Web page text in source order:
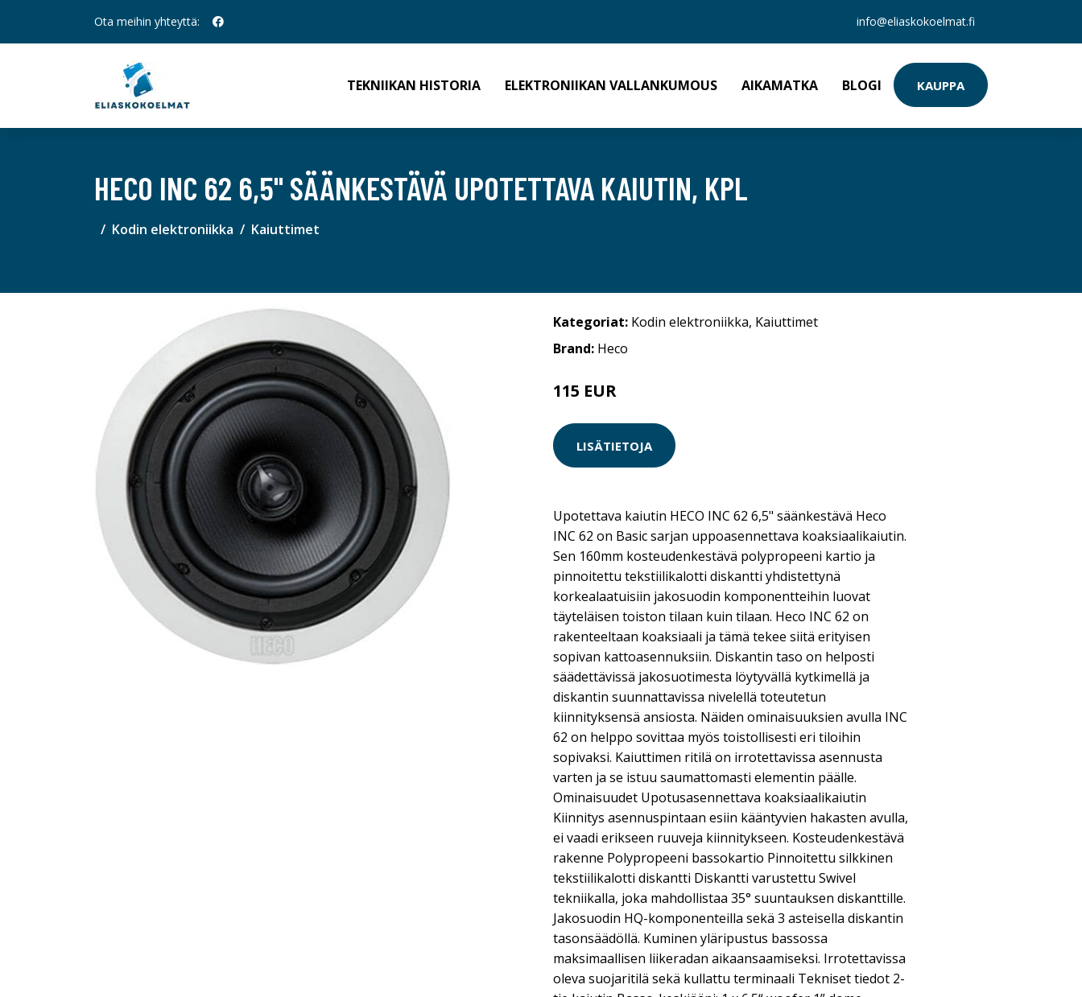
Ota meihin yhteyttä: info@eliaskokoelmat.fi
TEKNIIKAN HISTORIA ELEKTRONIIKAN VALLANKUMOUS AIKAMATKA BLOGI KAUPPA
HECO INC 62 6,5" SÄÄNKESTÄVÄ UPOTETTAVA KAIUTIN, KPL
Kodin elektroniikka Kaiuttimet
Kategoriat: Kodin elektroniikka, Kaiuttimet
Brand: Heco
115 EUR
LISÄTIETOJA
Upotettava kaiutin HECO INC 62 6,5" säänkestävä Heco
INC 62 on Basic sarjan uppoasennettava koaksiaalikaiutin.
Sen 160mm kosteudenkestävä polypropeeni kartio ja
pinnoitettu tekstiilikalotti diskantti yhdistettynä
korkealaatuisiin jakosuodin komponentteihin luovat
täyteläisen toiston tilaan kuin tilaan. Heco INC 62 on
rakenteeltaan koaksiaali ja tämä tekee siitä erityisen
sopivan kattoasennuksiin. Diskantin taso on helposti
säädettävissä jakosuotimesta löytyvällä kytkimellä ja
diskantin suunnattavissa nivelellä toteutetun
kiinnityksensä ansiosta. Näiden ominaisuuksien avulla INC
62 on helppo sovittaa myös toistollisesti eri tiloihin
sopivaksi. Kaiuttimen ritilä on irrotettavissa asennusta
varten ja se istuu saumattomasti elementin päälle.
Ominaisuudet Upotusasennettava koaksiaalikaiutin
Kiinnitys asennuspintaan esiin kääntyvien hakasten avulla,
ei vaadi erikseen ruuveja kiinnitykseen. Kosteudenkestävä
rakenne Polypropeeni bassokartio Pinnoitettu silkkinen
tekstiilikalotti diskantti Diskantti varustettu Swivel
tekniikalla, joka mahdollistaa 35° suuntauksen diskanttille.
Jakosuodin HQ-komponenteilla sekä 3 asteisella diskantin
tasonsäädöllä. Kuminen yläripustus bassossa
maksimaallisen liikeradan aikaansaamiseksi. Irrotettavissa
oleva suojaritilä sekä kullattu terminaali Tekniset tiedot 2-